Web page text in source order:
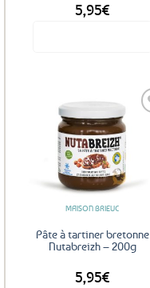
5,95€
MAISON BRIEUC
Pâte à tartiner bretonne
Nutabreizh – 200g
5,95€